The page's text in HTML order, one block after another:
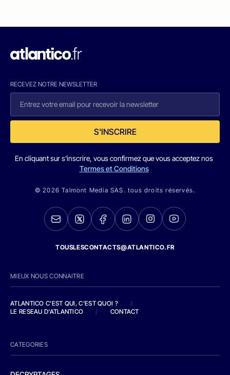
RECEVEZ NOTRE NEWSLETTER
S'INSCRIRE
En cliquant sur s'inscrire, vous confirmez que vous acceptez nos
Termes et Conditions
© 2026 Talmont Media SAS. tous droits réservés.
TOUSLESCONTACTS@ATLANTICO.FR
MIEUX NOUS CONNAITRE
ATLANTICO C'EST QUI, C'EST QUOI ?
/
LE RESEAU D'ATLANTICO
/ CONTACT
CATEGORIES